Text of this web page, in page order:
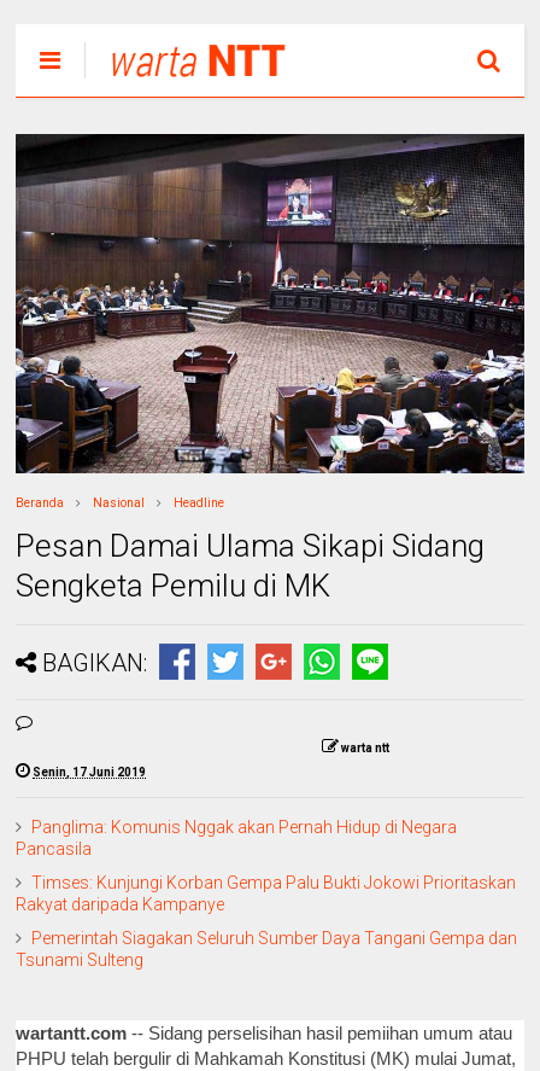
Beranda Nasional Headline
Pesan Damai Ulama Sikapi Sidang
Sengketa Pemilu di MK
BAGIKAN:
warta ntt
Senin, 17 Juni 2019
Panglima: Komunis Nggak akan Pernah Hidup di Negara
Pancasila
Timses: Kunjungi Korban Gempa Palu Bukti Jokowi Prioritaskan
Rakyat daripada Kampanye
Pemerintah Siagakan Seluruh Sumber Daya Tangani Gempa dan
Tsunami Sulteng
wartantt.com -- Sidang perselisihan hasil pemiihan umum atau
PHPU telah bergulir di Mahkamah Konstitusi (MK) mulai Jumat,